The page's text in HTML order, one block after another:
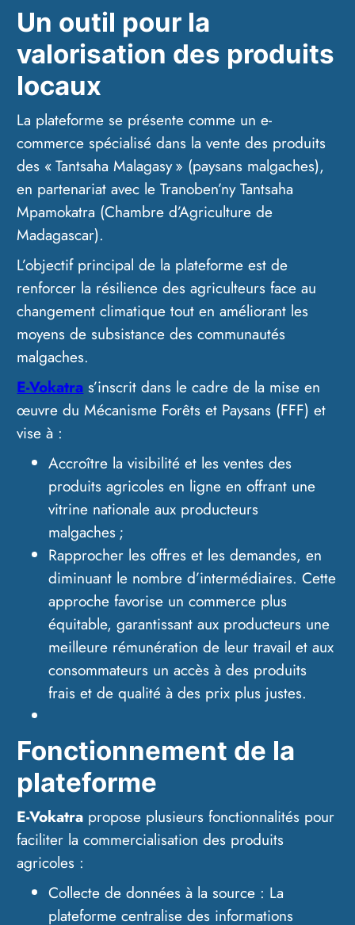
Un outil pour la
valorisation des produits
locaux
La plateforme se présente comme un e-
commerce spécialisé dans la vente des produits
des « Tantsaha Malagasy » (paysans malgaches),
en partenariat avec le Tranoben’ny Tantsaha
Mpamokatra (Chambre d’Agriculture de
Madagascar).
L’objectif principal de la plateforme est de
renforcer la résilience des agriculteurs face au
changement climatique tout en améliorant les
moyens de subsistance des communautés
malgaches.
E-Vokatra s’inscrit dans le cadre de la mise en
œuvre du Mécanisme Forêts et Paysans (FFF) et
vise à :
Accroître la visibilité et les ventes des
produits agricoles en ligne en offrant une
vitrine nationale aux producteurs
malgaches ;
Rapprocher les offres et les demandes, en
diminuant le nombre d’intermédiaires. Cette
approche favorise un commerce plus
équitable, garantissant aux producteurs une
meilleure rémunération de leur travail et aux
consommateurs un accès à des produits
frais et de qualité à des prix plus justes.
Fonctionnement de la
plateforme
E-Vokatra propose plusieurs fonctionnalités pour
faciliter la commercialisation des produits
agricoles :
Collecte de données à la source : La
plateforme centralise des informations